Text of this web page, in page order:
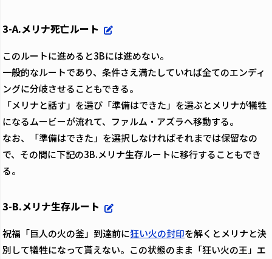
3-A.メリナ死亡ルート
このルートに進めると3Bには進めない。
一般的なルートであり、条件さえ満たしていれば全てのエンディ
ングに分岐させることもできる。
「メリナと話す」を選び「準備はできた」を選ぶとメリナが犠牲
になるムービーが流れて、ファルム・アズラへ移動する。
なお、「準備はできた」を選択しなければそれまでは保留なの
で、その間に下記の3B.メリナ生存ルートに移行することもでき
る。
3-B.メリナ生存ルート
祝福「巨人の火の釜」到達前に狂い火の封印を解くとメリナと決
別して犠牲になって貰えない。この状態のまま「狂い火の王」エ